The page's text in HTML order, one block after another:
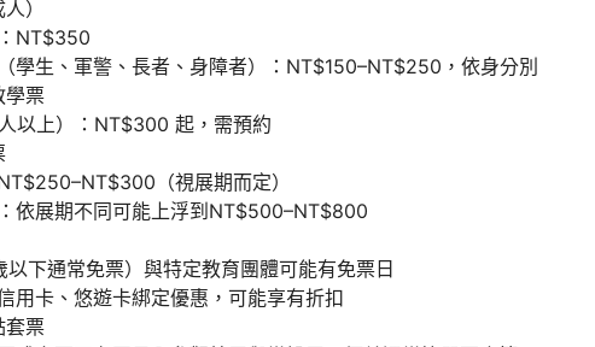
）
NT$350
學生、軍警、長者、身障者）：NT$150–NT$250，依身分別
學票
以上）：NT$300 起，需預約
（視展期而定）
依展期不同可能上浮到NT$500–NT$800
以下通常免票）與特定教育團體可能有免票日
用卡、悠遊卡綁定優惠，可能享有折扣
套票